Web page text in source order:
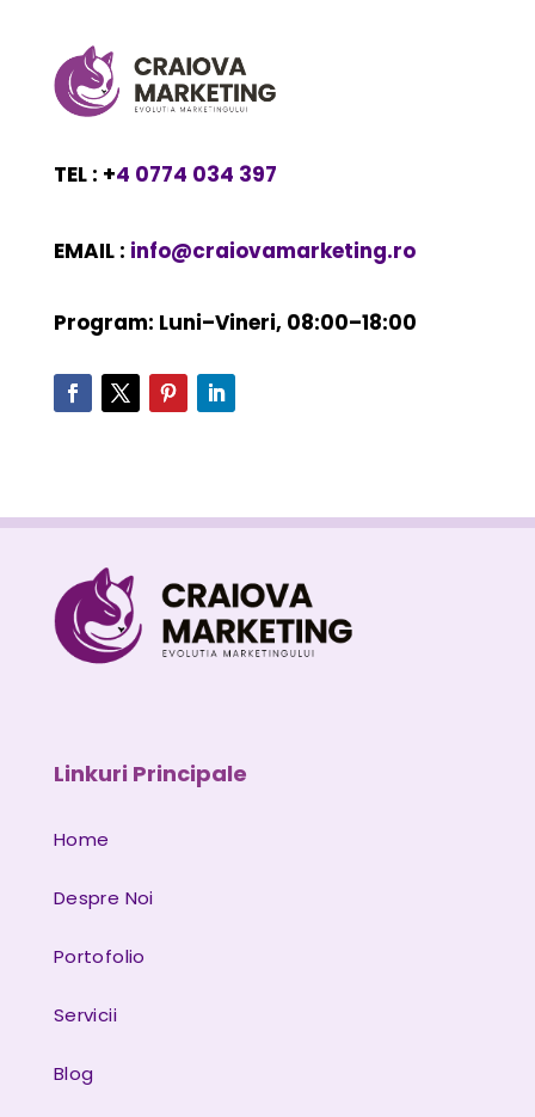
TEL : +4 0774 034 397
EMAIL : info@craiovamarketing.ro
Program: Luni–Vineri, 08:00–18:00
Linkuri Principale
Home
Despre Noi
Portofolio
Servicii
Blog